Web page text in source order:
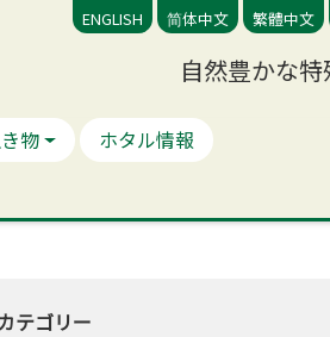
ENGLISH 简体中文 繁體中文
自然豊かな
物 ホタル情報
テゴリー